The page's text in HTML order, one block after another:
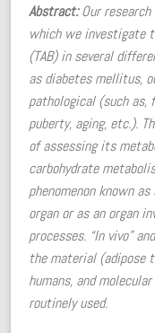
Abstract:Our
which we investigate
(TAB) in several
as diabetes mellitus,
pathological (such
puberty, aging, etc.).
of assessing its
carbohydrate
phenomenon known
organ or as an organ
processes. “In vivo”
the material (adipose
humans, and
routinely used.